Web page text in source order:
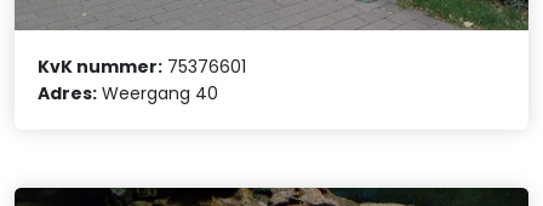
KvK nummer: 75376601
Adres: Weergang 40